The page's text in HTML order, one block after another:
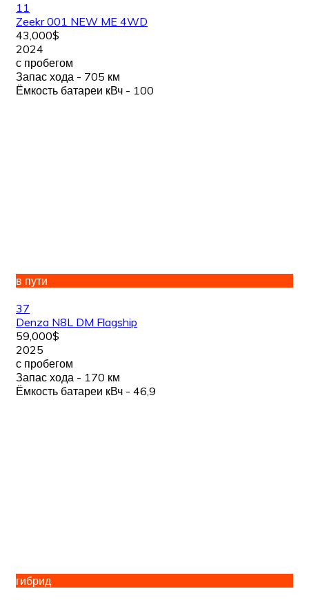
11
Zeekr 001 NEW ME 4WD
43,000$
2024
с пробегом
Запас хода - 705 км
Ёмкость батареи кВч - 100
в пути
37
Denza N8L DM Flagship
59,000$
2025
с пробегом
Запас хода - 170 км
Ёмкость батареи кВч - 46,9
гибрид